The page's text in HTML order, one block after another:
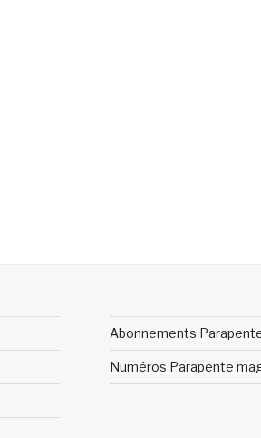
Abonnements
Numéros Parapente